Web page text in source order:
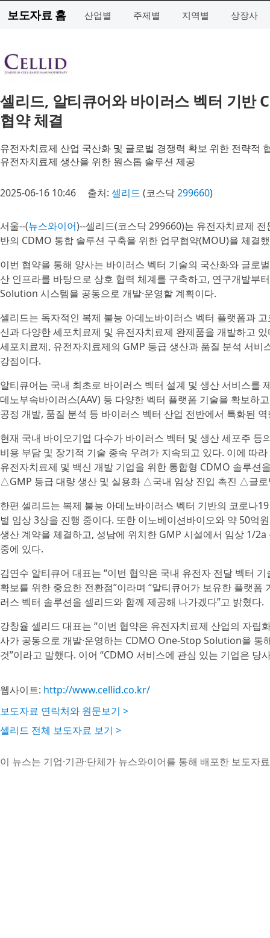
보도자료 홈 산업별 주제별 지역별 상장사
셀리드, 알티큐어와 바이러스 벡터 기반
협약 체결
유전자치료제 산업 국산화 및 글로벌 경쟁력 확보 위한 전략적
유전자치료제 생산을 위한 원스톱 솔루션 제공
2025-06-16 10:46 출처: 셀리드 (코스닥299660)
서울--(뉴스와이어)--셀리드(코스닥 299660)는 유전자치료제
반의 CDMO 통합 솔루션 구축을 위한 업무협약(MOU)을 체결
이번 협약을 통해 양사는 바이러스 벡터 기술의 국산화와 글로
산 인프라를 바탕으로 상호 협력 체계를 구축하고, 연구개발부
Solution 시스템을 공동으로 개발·운영할 계획이다.
셀리드는 독자적인 복제 불능 아데노바이러스 벡터 플랫폼과
신과 다양한 세포치료제 및 유전자치료제 완제품을 개발하고
세포치료제, 유전자치료제의 GMP 등급 생산과 품질 분석 서
강점이다.
알티큐어는 국내 최초로 바이러스 벡터 설계 및 생산 서비스를
데노부속바이러스(AAV) 등 다양한 벡터 플랫폼 기술을 확보하
공정 개발, 품질 분석 등 바이러스 벡터 산업 전반에서 특화된
현재 국내 바이오기업 다수가 바이러스 벡터 및 생산 세포주
비용 부담 및 장기적 기술 종속 우려가 지속되고 있다. 이에 따
유전자치료제 및 백신 개발 기업을 위한 통합형 CDMO 솔루
△GMP 등급 대량 생산 및 실용화 △국내 임상 진입 촉진 △글로
한편 셀리드는 복제 불능 아데노바이러스 벡터 기반의 코로나
벌 임상 3상을 진행 중이다. 또한 이노베이션바이오와 약 50억
생산 계약을 체결하고, 성남에 위치한 GMP 시설에서 임상 1/
중에 있다.
김연수 알티큐어 대표는 “이번 협약은 국내 유전자 전달 벡터
확보를 위한 중요한 전환점”이라며 “알티큐어가 보유한 플랫
러스 벡터 솔루션을 셀리드와 함께 제공해 나가겠다”고 밝혔다.
강창율 셀리드 대표는 “이번 협약은 유전자치료제 산업의 자립
사가 공동으로 개발·운영하는 CDMO One-Stop Solution을 통
것”이라고 말했다. 이어 “CDMO 서비스에 관심 있는 기업은 당
웹사이트: http://www.cellid.co.kr/
보도자료 연락처와 원문보기 >
셀리드 전체 보도자료 보기 >
이 뉴스는 기업·기관·단체가 뉴스와이어를 통해 배포한 보도자